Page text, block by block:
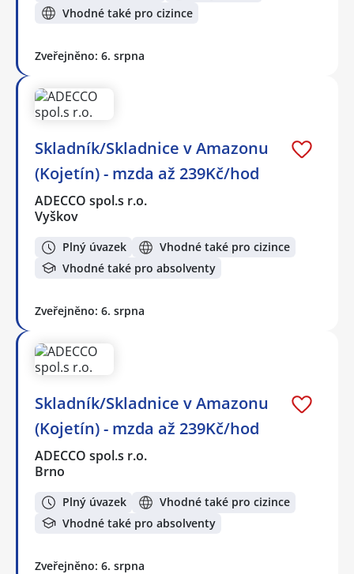
Vhodné také pro cizince
Zveřejněno: 6. srpna
Skladník/Skladnice v Amazonu
(Kojetín) - mzda až 239Kč/hod
ADECCO spol.s r.o.
Vyškov
Plný úvazek
Vhodné také pro cizince
Vhodné také pro absolventy
Zveřejněno: 6. srpna
Skladník/Skladnice v Amazonu
(Kojetín) - mzda až 239Kč/hod
ADECCO spol.s r.o.
Brno
Plný úvazek
Vhodné také pro cizince
Vhodné také pro absolventy
Zveřejněno: 6. srpna